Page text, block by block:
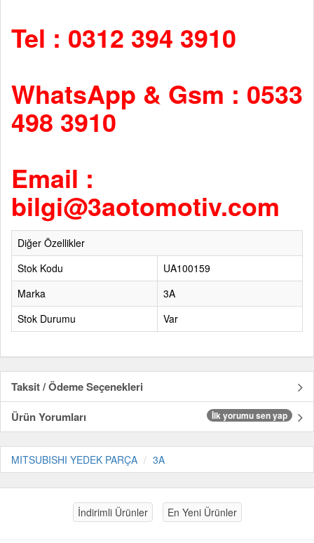
Tel : 0312 394 3910
WhatsApp & Gsm : 0533
498 3910
Email :
bilgi@3aotomotiv.com
Diğer Özellikler
Stok Kodu
UA100159
Marka
3A
Stok Durumu
Var
Taksit / Ödeme Seçenekleri
Ürün Yorumları
İlk yorumu sen yap
MITSUBISHI YEDEK PARÇA 3A
İndirimli Ürünler En Yeni Ürünler